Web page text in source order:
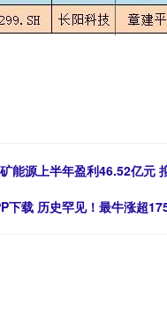
能源上半年盈利46.52亿元
下载 历史罕见！最牛涨超